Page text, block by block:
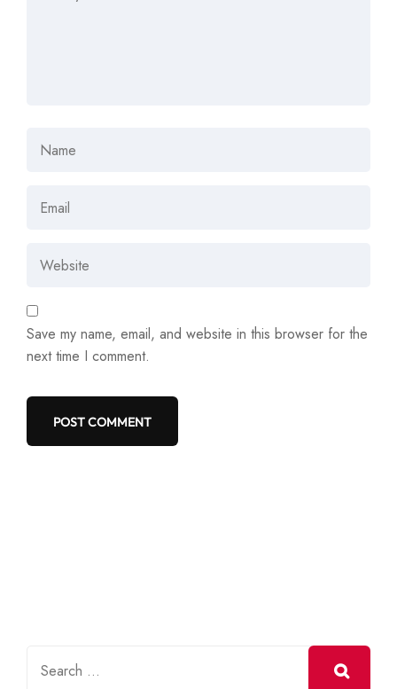
Save my name, email, and website in this browser for the
next time I comment.